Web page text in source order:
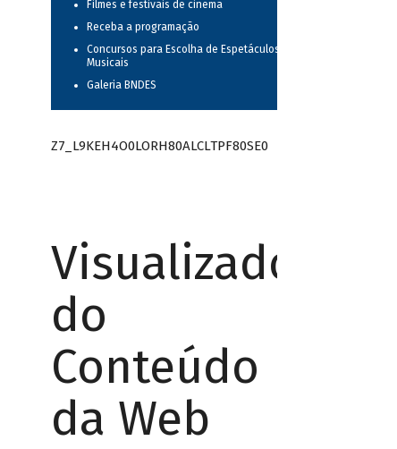
Filmes e festivais de cinema
Receba a programação
Concursos para Escolha de Espetáculos
Musicais
Galeria BNDES
Z7_L9KEH4O0LORH80ALCLTPF80SE0
Visualizador
do
Conteúdo
da Web